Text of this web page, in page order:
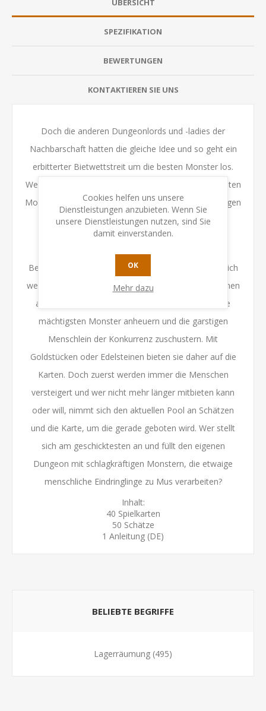
ÜBERSICHT
SPEZIFIKATION
BEWERTUNGEN
KONTAKTIEREN SIE UNS
Doch die anderen Dungeonlords und -ladies der
Nachbarschaft hatten die gleiche Idee und so geht ein
erbitterter Bietwettstreit um die besten Monster los.
Wer nicht aufpasst, bekommt nicht nur die schwächsten
Monster ab, sondern vielleicht sogar einen der garstigen
Menschen, die in der Taverne herumlungern.
Bei Monster Inn werden in jeder Runde unterschiedlich
wertvolle Kreaturenkarten mit Monstern und Menschen
aufgedeckt. Die Spielenden wollen natürlich nur die
mächtigsten Monster anheuern und die garstigen
Menschlein der Konkurrenz zuschustern. Mit
Goldstücken oder Edelsteinen bieten sie daher auf die
Karten. Doch zuerst werden immer die Menschen
versteigert und wer nicht mehr länger mitbieten kann
oder will, nimmt sich den aktuellen Pool an Schätzen
und die Karte, um die gerade geboten wird. Wer stellt
sich am geschicktesten an und füllt den eigenen
Dungeon mit schlagkräftigen Monstern, die etwaige
menschliche Eindringlinge zu Mus verarbeiten?
Inhalt:
40 Spielkarten
50 Schätze
1 Anleitung (DE)
BELIEBTE BEGRIFFE
Lagerräumung (495)
Cookies helfen uns unsere
Dienstleistungen anzubieten. Wenn Sie
unsere Dienstleistungen nutzen, sind Sie
damit einverstanden.
OK
Mehr dazu